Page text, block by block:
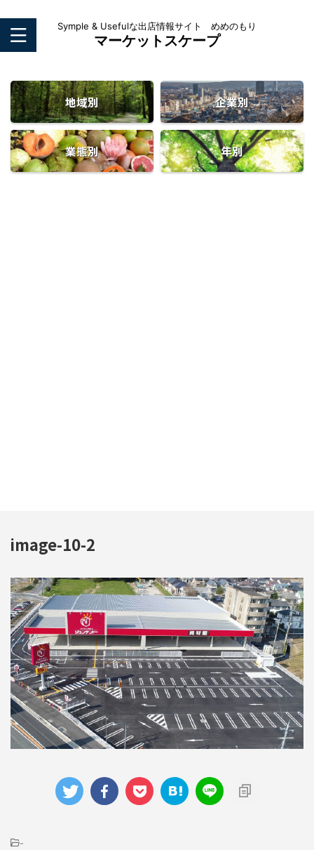
Symple & Usefulな出店情報サイト めめのもり
マーケットスケープ
地域別 企業別
業態別 年別
image-10-2
-